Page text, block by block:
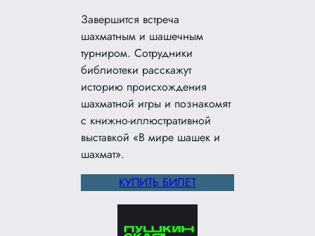
Завершится встреча
шахматным и шашечным
турниром. Сотрудники
библиотеки расскажут
историю происхождения
шахматной игры и познакомят
с книжно-иллюстративной
выставкой «В мире шашек и
шахмат».
КУПИТЬ БИЛЕТ